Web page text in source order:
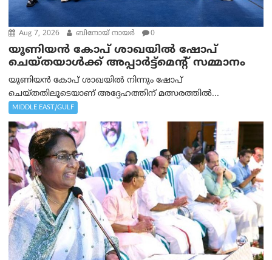
Aug 7, 2026 ബിനോയ് നായര്‍ 0
യൂണിയൻ കോപ് ശാഖയിൽ ഷോപ്
ചെയ്തയാൾക്ക് അപ്പാർട്ട്മെന്റ് സമ്മാനം
യൂണിയൻ കോപ് ശാഖയിൽ നിന്നും ഷോപ്
ചെയ്തതിലൂടെയാണ് അദ്ദേഹത്തിന് മത്സരത്തിൽ...
MIDDLE EAST/GULF